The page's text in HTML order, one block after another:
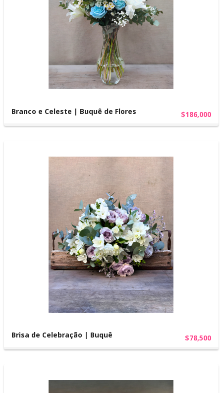
Branco e Celeste | Buquê de Flores $186,000
Brisa de Celebração | Buquê $78,500